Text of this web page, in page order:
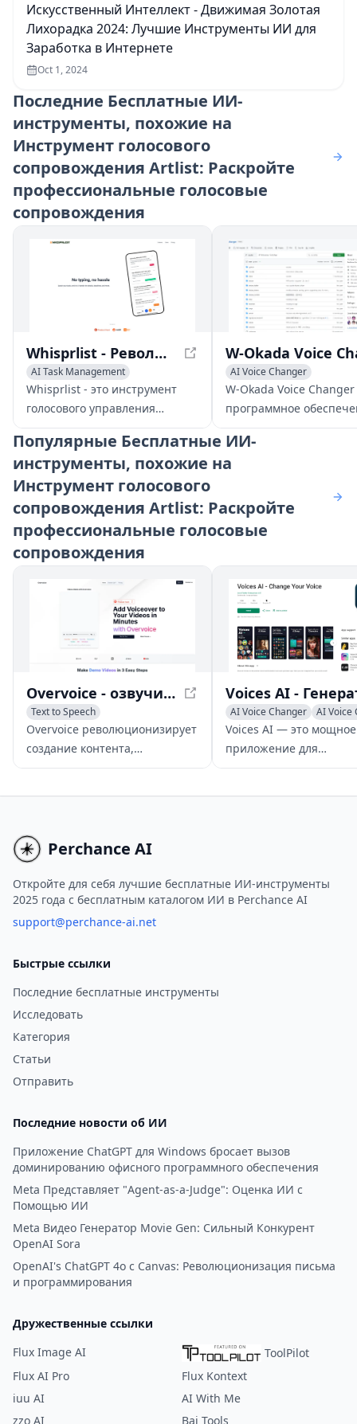
Искусственный Интеллект - Движимая Золотая
Лихорадка 2024: Лучшие Инструменты ИИ для
Заработка в Интернете
Oct 1, 2024
Последние Бесплатные ИИ-
инструменты, похожие на
Инструмент голосового
сопровождения Artlist: Раскройте
профессиональные голосовые
сопровождения
Whisprlist - Революционизируйте управление задачами с помощью голосового управления и эффективности
AI Task Management
AI Productivity Tools
Voice & Audio Editing
Whisprlist - это инструмент
голосового управления
задачами, который использует
ИИ для обработки деталей,
сроков и многое другое.
AI Voice Changer
Voice & Audio Editing
AI Voice Chat Generator
W-Okada Voice
программное
открытым исходным
использующее ИИ для
преобразования
высококачественные
голосовые
Популярные Бесплатные ИИ-
инструменты, похожие на
Инструмент голосового
сопровождения Artlist: Раскройте
профессиональные голосовые
сопровождения
Overvoice - озвучивание с помощью ИИ за считанные минуты
Text to Speech
Voice & Audio Editing
AI Voice Cloning
Overvoice революционизирует
создание контента,
предоставляя
позволяя пользователям
создавать убедительные
демонстрации и рекламный
контент.
AI Voice Changer
AI Voice
Voice & Audio Editing
Voices AI — это мощное
приложение для
преобразования
создавать
композиции на
Perchance AI
Откройте для себя лучшие бесплатные ИИ-инструменты
2025 года с бесплатным каталогом ИИ в Perchance AI
support@perchance-ai.net
Быстрые ссылки
Последние бесплатные инструменты
Исследовать
Категория
Статьи
Отправить
Последние новости об ИИ
Приложение ChatGPT для Windows бросает вызов
доминированию офисного программного обеспечения
Meta Представляет "Agent-as-a-Judge": Оценка ИИ с
Помощью ИИ
Meta Видео Генератор Movie Gen: Сильный Конкурент
OpenAI Sora
OpenAI's ChatGPT 4o с Canvas: Революционизация письма
и программирования
Дружественные ссылки
Flux Image AI
ToolPilot
Flux AI Pro
Flux Kontext
iuu AI
AI With Me
zzo AI
Bai Tools